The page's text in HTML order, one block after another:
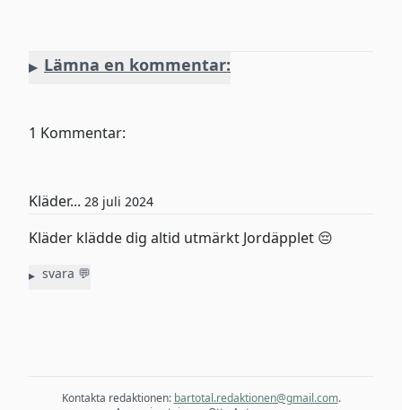
Lämna en kommentar:
Kommentar
Skicka
1 Kommentar:
Kläder... 28 juli 2024
Kläder klädde dig altid utmärkt Jordäpplet 😔
svara 💬
Kontakta redaktionen: bartotal.redaktionen@gmail.com.